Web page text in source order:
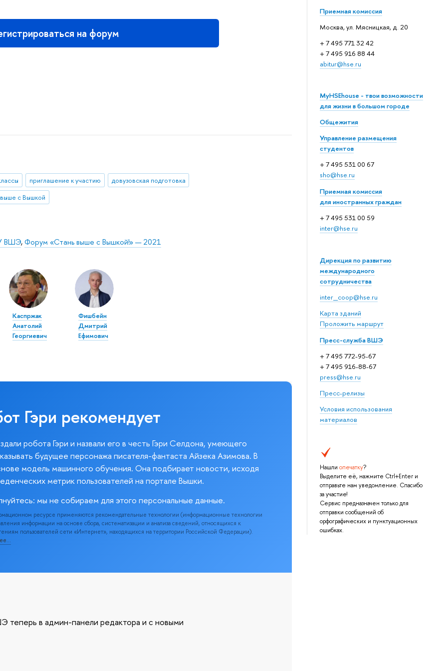
Приемная комиссия
Москва, ул. Мясницкая, д. 20
+ 7 495 771 32 42
+ 7 495 916 88 44
abitur@hse.ru
MyHSEhouse - твои возможности
для жизни в большом городе
Общежития
Управление размещения
студентов
+ 7 495 531 00 67
sho@hse.ru
Приемная комиссия
для иностранных граждан
+ 7 495 531 00 59
inter@hse.ru
Дирекция по развитию
международного
сотрудничества
inter_coop@hse.ru
Карта зданий
Проложить маршрут
Пресс-служба ВШЭ
+ 7 495 772-95-67
+ 7 495 916-88-67
press@hse.ru
Пресс-релизы
Условия использования
материалов
Нашли опечатку?
Выделите её, нажмите Ctrl+Enter и
отправьте нам уведомление. Спасибо
за участие!
Сервис предназначен только для
отправки сообщений об
орфографических и пунктуационных
ошибках.
на форум
приглашение к участию
довузовская подготовка
с Вышкой
ВШЭ,Форум «Стань выше с Вышкой!» — 2021
Каспржак
Анатолий
Георгиевич
Фишбейн
Дмитрий
Ефимович
Гэри рекомендует
робота Гэри и назвали его в честь Гэри Селдона, умеющего
будущее персонажа писателя-фантаста Айзека Азимова. В
модель машинного обучения. Она подбирает новости, исходя
метрик пользователей на портале Вышки.
мы не собираем для этого персональные данные.
ресурсе применяются рекомендательные технологии (информационные технологии
информации на основе сбора, систематизации и анализа сведений, относящихся к
пользователей сети «Интернет», находящихся на территории Российской Федерации).
теперь в админ-панели редактора и с новыми